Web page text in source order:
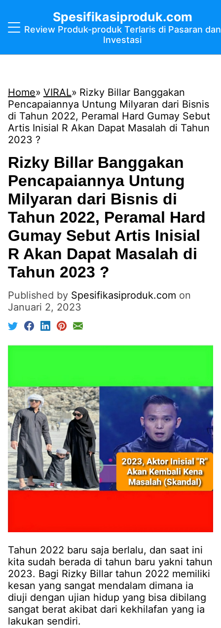
Spesifikasiproduk.com
Review Produk-produk Terlaris di Pasaran dan
Investasi
Home VIRAL
Rizky Billar Banggakan
Pencapaiannya Untung Milyaran dari Bisnis
di Tahun 2022, Peramal Hard Gumay Sebut
Artis Inisial R Akan Dapat Masalah di Tahun
2023 ?
Rizky Billar Banggakan
Pencapaiannya Untung
Milyaran dari Bisnis di
Tahun 2022, Peramal Hard
Gumay Sebut Artis Inisial
R Akan Dapat Masalah di
Tahun 2023 ?
Published by Spesifikasiproduk.com on
Januari 2, 2023
Tahun 2022 baru saja berlalu, dan saat ini
kita sudah berada di tahun baru yakni tahun
2023. Bagi Rizky Billar tahun 2022 memiliki
kesan yang sangat mendalam dimana ia
diuji dengan ujian hidup yang bisa dibilang
sangat berat akibat dari kekhilafan yang ia
lakukan sendiri.